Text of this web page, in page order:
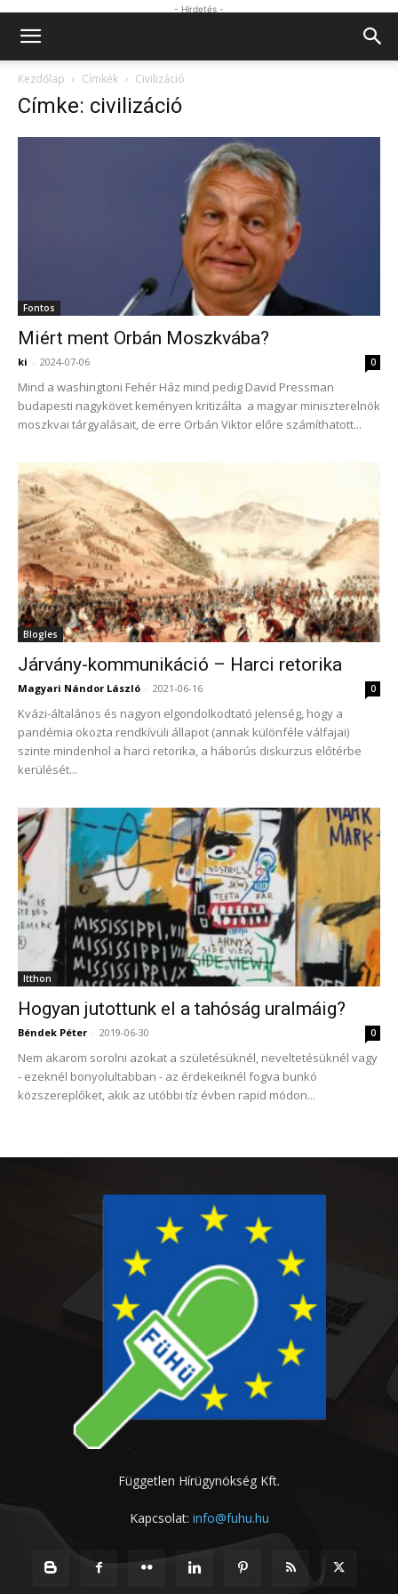
- Hirdetés -
Kezdőlap Címkék Civilizáció
Címke: civilizáció
Fontos
Miért ment Orbán Moszkvába?
ki - 2024-07-06 0
Mind a washingtoni Fehér Ház mind pedig David Pressman
budapesti nagykövet keményen kritizálta a magyar miniszterelnök
moszkvai tárgyalásait, de erre Orbán Viktor előre számíthatott...
Blogles
Járvány-kommunikáció – Harci retorika
Magyari Nándor László - 2021-06-16 0
Kvázi-általános és nagyon elgondolkodtató jelenség, hogy a
pandémia okozta rendkívüli állapot (annak különféle válfajai)
szinte mindenhol a harci retorika, a háborús diskurzus előtérbe
kerülését...
Itthon
Hogyan jutottunk el a tahóság uralmáig?
Béndek Péter - 2019-06-30 0
Nem akarom sorolni azokat a születésüknél, neveltetésüknél vagy
- ezeknél bonyolultabban - az érdekeiknél fogva bunkó
közszereplőket, akik az utóbbi tíz évben rapid módon...
Független Hírügynökség Kft.
Kapcsolat: info@fuhu.hu